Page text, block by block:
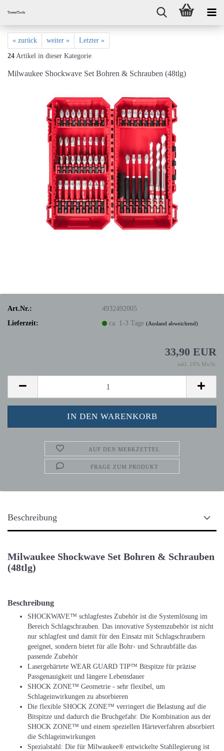
« zurück weiter » Letzter »
24 Artikel in dieser Kategorie
Milwaukee Shockwave Set Bohren & Schrauben (48tlg)
Art.Nr.:
4932492005
Lieferzeit:
ca. 1-3 Tage(Ausland abweichend)
33,90 EUR
inkl. 19% MwSt.
AUF DEN MERKZETTEL
FRAGE ZUM PRODUKT
Beschreibung
Milwaukee Shockwave Set Bohren & Schrauben
(48tlg)
Beschreibung
SHOCKWAVE™ schlagfestes Zubehör ist die Systemlösung im
Bereich Schlagschrauben. Das innovative Systemzubehör ist nicht
nur schlagfest und damit für den Einsatz mit Schlagschraubern
geeignet, sondern bietet für alle Bohr- und Schraubfälle das
passende Zubehör
Lasergehärtete WEAR GUARD TIP™ Bitspitze für präzise
Passgenauigkeit und längere Lebensdauer
SHOCK ZONE™ Geometrie - sehr flexibel, um
Schlageinwirkungen zu absorbieren
Die flexible SHOCK ZONE™ verringert die Belastung auf die
Bitspitze und dadurch die Bruchgefahr. Die Kombination aus der
SHOCK ZONE™ und einem speziellen Härteverfahren absorbiert
die Schlageinwirkungen
Spezialstahl: Die für Milwaukee® entwickelte Stahllegierung ist